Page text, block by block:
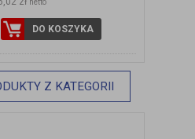
netto
DO KOSZYKA
Z KATEGORII